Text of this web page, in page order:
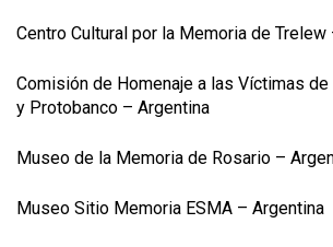
Centro Cultural por la Memoria de Trelew
Comisión de Homenaje a las Víctimas
y Protobanco – Argentina
Museo de la Memoria de Rosario –
Museo Sitio Memoria ESMA – Argentina